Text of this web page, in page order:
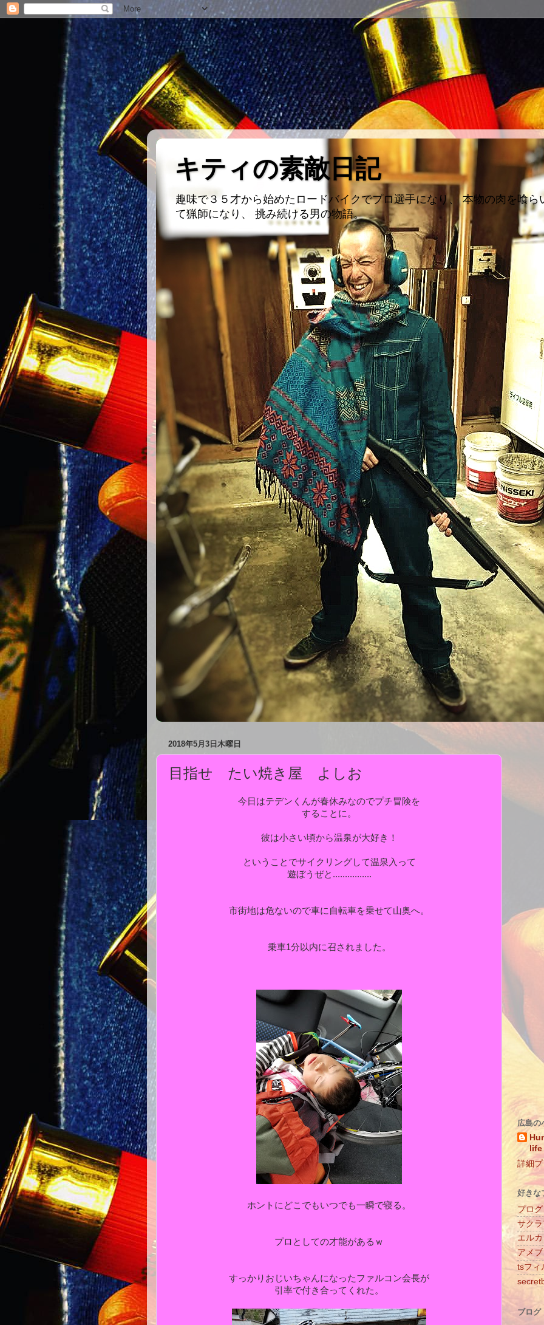
キティの素敵日記
趣味で３５才から始めたロードバイクでプロ選手になり、 本物の肉を喰ら
て猟師になり、 挑み続ける男の物語。
2018年5月3日木曜日
目指せ たい焼き屋 よしお
今日はテデンくんが春休みなのでプチ冒険を
することに。
彼は小さい頃から温泉が大好き！
ということでサイクリングして温泉入って
遊ぼうぜと................
市街地は危ないので車に自転車を乗せて山奥へ。
乗車1分以内に召されました。
ホントにどこでもいつでも一瞬で寝る。
プロとしての才能があるｗ
すっかりおじいちゃんになったファルコン会長が
引率で付き合ってくれた。
広島の
life
詳細
好きな
プロ
サク
エル
アメ
tsフィ
ブログ